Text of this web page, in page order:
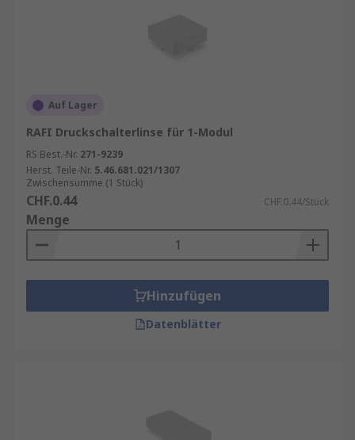
Auf Lager
RAFI Druckschalterlinse für 1-Modul
RS Best.-Nr. 271-9239
Herst. Teile-Nr. 5.46.681.021/1307
Zwischensumme (1 Stück)
CHF.0.44 CHF.0.44/Stück
Menge
Hinzufügen
Datenblätter